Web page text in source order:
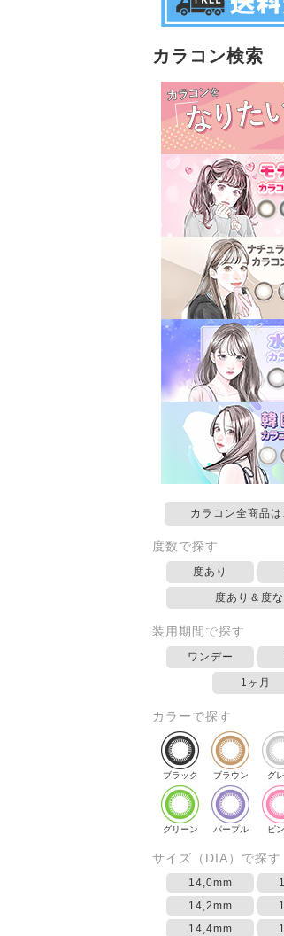
カラコン検索
カラコン全商品は
度数で探す
度あり
度あり＆度な
装用期間で探す
ワンデー
1ヶ月
カラーで探す
ブラック ブラウン グ
グリーン パープル ピ
サイズ（DIA）で探す
14,0mm
14,2mm
14,4mm